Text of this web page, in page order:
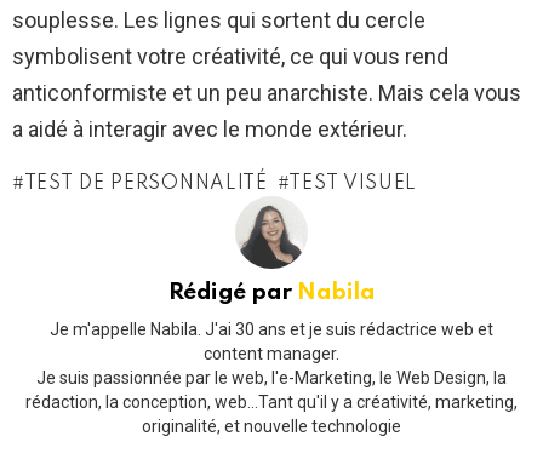
souplesse. Les lignes qui sortent du cercle
symbolisent votre créativité, ce qui vous rend
anticonformiste et un peu anarchiste. Mais cela vous
a aidé à interagir avec le monde extérieur.
TEST DE PERSONNALITÉ TEST VISUEL
Rédigé par Nabila
Je m'appelle Nabila. J'ai 30 ans et je suis rédactrice web et
content manager.
Je suis passionnée par le web, l'e-Marketing, le Web Design, la
rédaction, la conception, web...Tant qu'il y a créativité, marketing,
originalité, et nouvelle technologie